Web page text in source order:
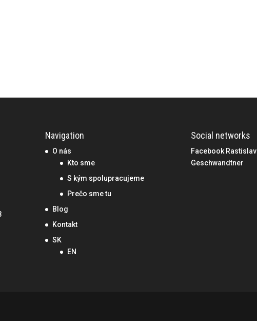
Navigation
O nás
Kto sme
S kým spolupracujeme
Prečo sme tu
Blog
Kontakt
SK
EN
Social networks
Facebook Rastislav
Geschwandtner